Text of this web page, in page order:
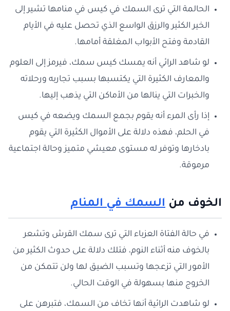
الحالمة التي ترى السمك في كيس في منامها تشير إلى
الخير الكثير والرزق الواسع الذي تحصل عليه في الأيام
القادمة وفتح الأبواب المغلقة أمامها.
لو شاهد الرائي أنه يمسك كيس سمك، فيرمز إلى العلوم
والمعارف الكثيرة التي يكتسبها بسبب تجاربه ورحلاته
والخبرات التي ينالها من الأماكن التي يذهب إليها.
إذا رأى المرء أنه يقوم بجمع السمك ويضعه في كيس
في الحلم، فهذه دلالة على الأموال الكثيرة التي يقوم
بادخارها وتوفر له مستوى معيشي متميز وحالة اجتماعية
مرموقة.
الخوف من السمك في المنام
في حالة الفتاة العزباء التي ترى سمك القرش وتشعر
بالخوف منه أثناء النوم، فتلك دلالة على حدوث الكثير من
الأمور التي تزعجها وتسبب الضيق لها ولن تتمكن من
الخروج منها بسهولة في الوقت الحالي.
لو شاهدت الرائية أنها تخاف من السمك، فتبرهن على